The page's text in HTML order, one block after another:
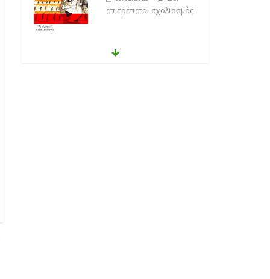
επιτρέπεται σχολιασμός
Θοδωρής Φέρρης